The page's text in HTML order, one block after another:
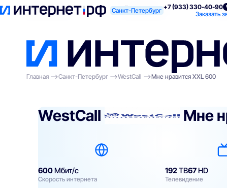
Санкт-Петербург +7 (933) 330-40-90
Заказать
Поиск по адресу Для квартиры
Главная
Санкт-Петербург WestCall Мне нравится XXL 600
WestCall Мне
600Мбит/с
Скорость интернета
192ТВ67HD
Телевидение